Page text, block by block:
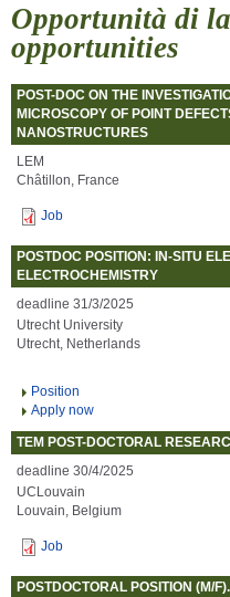
Opportunità di
opportunities
POST-DOC ON THE
MICROSCOPY OF POINT
NANOSTRUCTURES
LEM
Châtillon, France
Job
POSTDOC POSITION: IN-SITU
ELECTROCHEMISTRY
deadline 31/3/2025
Utrecht University
Utrecht, Netherlands
Position
Apply now
TEM POST-DOCTORAL
deadline 30/4/2025
UCLouvain
Louvain, Belgium
Job
POSTDOCTORAL POSITION (M/